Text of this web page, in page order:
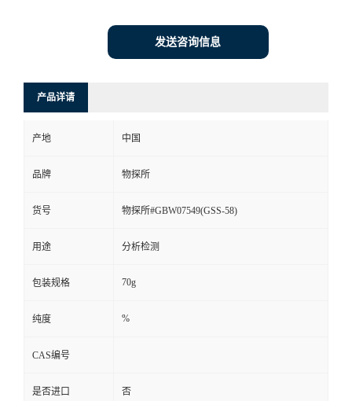
发送咨询信息
产品详请
产地 中国
品牌 物探所
货号 物探所#GBW07549(GSS-58)
用途 分析检测
包装规格 70g
纯度 %
CAS编号
是否进口 否